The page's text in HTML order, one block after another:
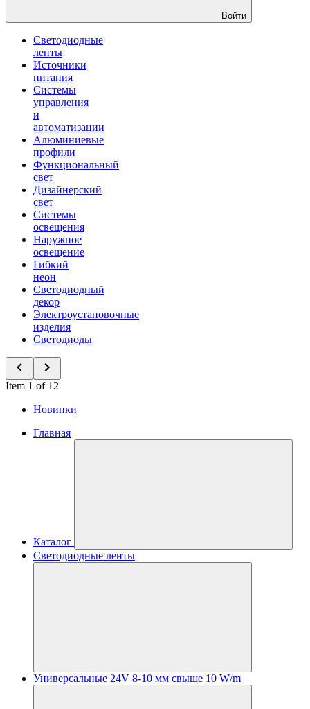
Войти
Светодиодные
ленты
Источники
питания
Системы
управления
и
автоматизации
Алюминиевые
профили
Функциональный
свет
Дизайнерский
свет
Системы
освещения
Наружное
освещение
Гибкий
неон
Светодиодный
декор
Электроустановочные
изделия
Светодиоды
Item 1 of 12
Новинки
Главная
Каталог
Светодиодные ленты
Универсальные 24V 8-10 мм свыше 10 W/m